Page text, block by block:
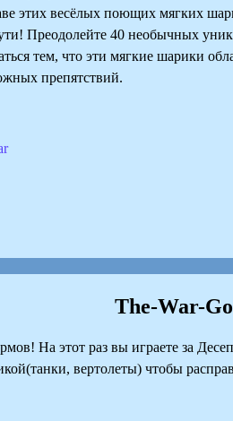
этих весёлых поющих мягких
Преодолейте 40 необычных
тем, что эти мягкие шарики
препятствий.
The-War-
На этот раз вы играете за
вертолеты) чтобы